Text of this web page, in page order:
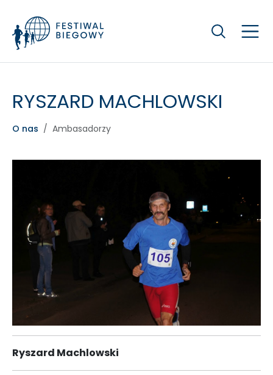
Szukaj
RYSZARD MACHLOWSKI
O nas Ambasadorzy
Ryszard Machlowski